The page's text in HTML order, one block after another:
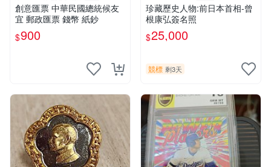
創意匯票 中華民國總統候友
宜 郵政匯票 錢幣 紙鈔
$900
珍藏歷史人物:前日本首相-曾
根康弘簽名照
$25,000
競標 剩3天